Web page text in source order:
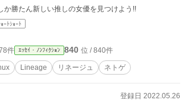
か勝たん新しい推しの女優を見つけよう!!
ｰﾄｼｮｰﾄ
件 ｴｯｾｲ・ﾉﾝﾌｨｸｼｮﾝ 840 位 / 840件
Lineage リネージュ ネトゲ
登録日 2022.05.26